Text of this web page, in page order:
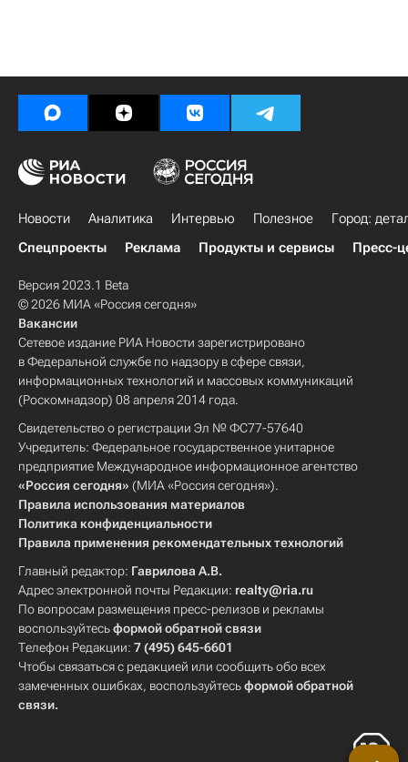
Новости Аналитика Интервью Полезное
Город:
Спецпроекты
Реклама Продукты и сервисы Пресс-
Версия 2023.1 Beta
© 2026 МИА «Россия сегодня»
Вакансии
Сетевое издание РИА Новости зарегистрировано
в Федеральной службе по надзору в сфере связи,
информационных технологий и массовых коммуникаций
(Роскомнадзор) 08 апреля 2014 года.
Свидетельство о регистрации Эл № ФС77-57640
Учредитель: Федеральное государственное унитарное
предприятие Международное информационное агентство
«Россия сегодня» (МИА «Россия сегодня»).
Правила использования материалов
Политика конфиденциальности
Правила применения рекомендательных технологий
Главный редактор: Гаврилова А.В.
Адрес электронной почты Редакции: realty@ria.ru
По вопросам размещения пресс-релизов и рекламы
воспользуйтесьформой обратной связи
Телефон Редакции: 7 (495) 645-6601
Чтобы связаться с редакцией или сообщить обо всех
замеченных ошибках, воспользуйтесьформой обратной
связи.